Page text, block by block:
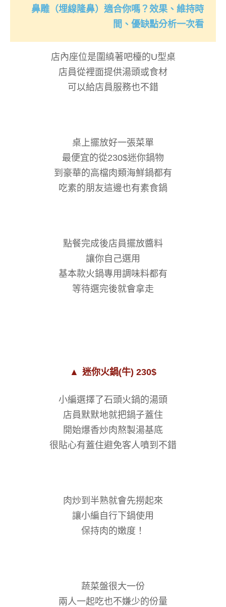
鼻雕（埋線隆鼻）適合你嗎？效果、維持時
間、優缺點分析一次看
店內座位是圍繞著吧檯的U型桌
店員從裡面提供湯頭或食材
可以給店員服務也不錯
桌上擺放好一張菜單
最便宜的從230$迷你鍋物
到豪華的高檔肉類海鮮鍋都有
吃素的朋友這邊也有素食鍋
點餐完成後店員擺放醬料
讓你自己選用
基本款火鍋專用調味料都有
等待選完後就會拿走
▲ 迷你火鍋(牛) 230$
小編選擇了石頭火鍋的湯頭
店員默默地就把鍋子蓋住
開始爆香炒肉熬製湯基底
很貼心有蓋住避免客人噴到不錯
肉炒到半熟就會先撈起來
讓小編自行下鍋使用
保持肉的嫩度！
蔬菜盤很大一份
兩人一起吃也不嫌少的份量